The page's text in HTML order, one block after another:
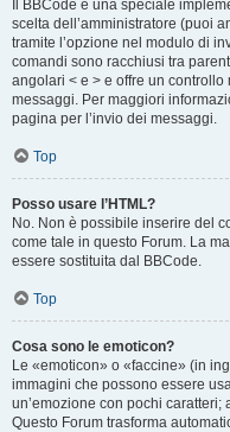
Il BBCode è una speciale
scelta dell’amministratore (puoi
tramite l’opzione nel modulo di
comandi sono racchiusi tra
angolari < e > e offre un
messaggi. Per maggiori
pagina per l’invio dei messaggi.
Top
Posso usare l’HTML?
No. Non è possibile inserire del
come tale in questo Forum. La
essere sostituita dal BBCode.
Top
Cosa sono le emoticon?
Le «emoticon» o «faccine» (in
immagini che possono essere
un’emozione con pochi caratteri;
Questo Forum trasforma